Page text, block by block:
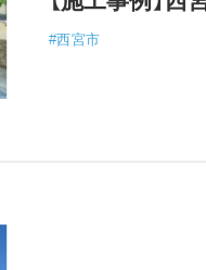
#西宮市